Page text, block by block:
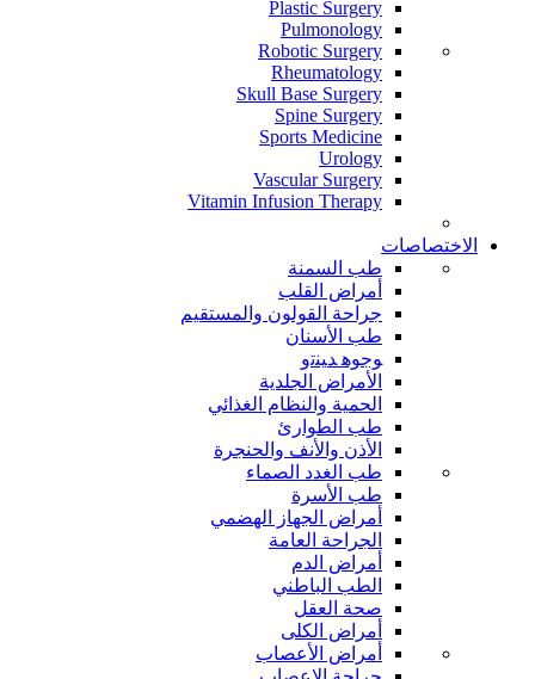
Plastic Surgery
Pulmonology
Robotic Surgery
Rheumatology
Skull Base Surgery
Spine Surgery
Sports Medicine
Urology
Vascular Surgery
Vitamin Infusion Therapy
الاختصاصات
طب السمنة
أمراض القلب
جراحة القولون والمستقيم
طب الأسنان
ﻮﺟﻮﻫ ﺪﻴﻨﺗﻭ
الأمراض الجلدية
الحمية والنظام الغذائي
طب الطوارئ
الأذن والأنف والحنجرة
طب الغدد الصماء
طب الأسرة
أمراض الجهاز الهضمي
الجراحة العامة
أمراض الدم
الطب الباطني
صحة العقل
أمراض الكلى
أمراض الأعصاب